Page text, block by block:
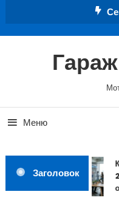
Меню
Заголовок